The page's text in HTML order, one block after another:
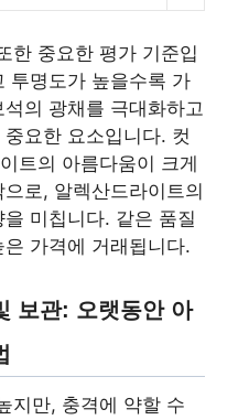
한 중요한 평가 기준입
투명도가 높을수록 가
의 광채를 극대화하고
요한 요소입니다. 컷
트의 아름다움이 크게
로, 알렉산드라이트의
미칩니다. 같은 품질
가격에 거래됩니다.
보관: 오랫동안 아
지만, 충격에 약할 수